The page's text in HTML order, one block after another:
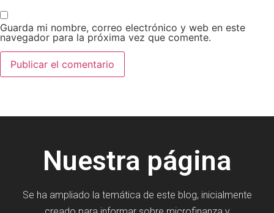
Guarda mi nombre, correo electrónico y web en este
navegador para la próxima vez que comente.
Nuestra página
Se ha ampliado la temática de este blog, inicialmente